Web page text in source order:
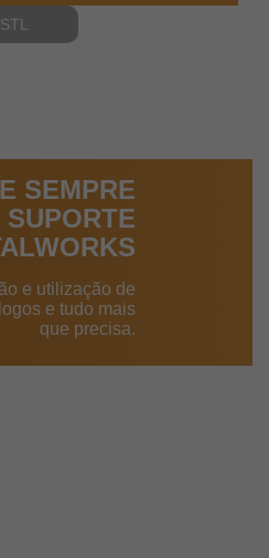
STL
SEMPRE
e utilização de
e tudo mais
que precisa.